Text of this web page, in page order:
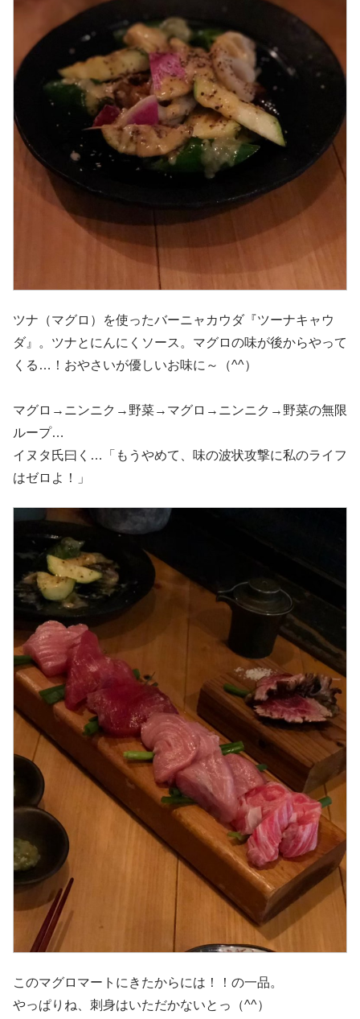
ツナ（マグロ）を使ったバーニャカウダ『ツーナキャウ
ダ』。ツナとにんにくソース。マグロの味が後からやって
くる…！おやさいが優しいお味に～（^^）
マグロ→ニンニク→野菜→マグロ→ニンニク→野菜の無限
ループ…
イヌタ氏曰く…「もうやめて、味の波状攻撃に私のライフ
はゼロよ！」
このマグロマートにきたからには！！の一品。
やっぱりね、刺身はいただかないとっ（^^）